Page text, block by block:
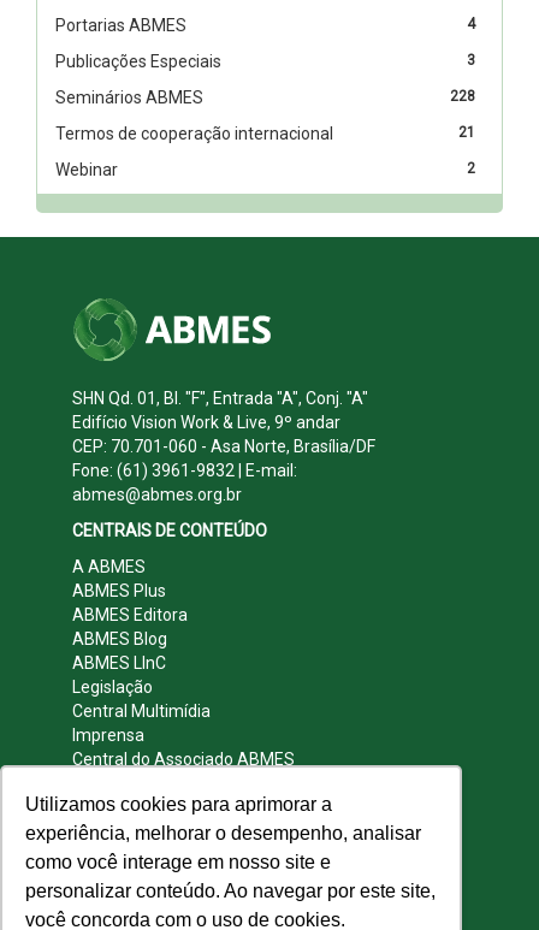
Utilizamos cookies para aprimorar a
experiência, melhorar o desempenho, analisar
como você interage em nosso site e
personalizar conteúdo. Ao navegar por este site,
você concorda com o uso de cookies.
4
Portarias ABMES
3
Publicações Especiais
228
Seminários ABMES
21
Termos de cooperação internacional
2
Webinar
SHN Qd. 01, Bl. "F", Entrada "A", Conj. "A"
Edifício Vision Work & Live, 9º andar
CEP: 70.701-060 - Asa Norte, Brasília/DF
Fone: (61) 3961-9832 | E-mail:
abmes@abmes.org.br
CENTRAIS DE CONTEÚDO
A ABMES
ABMES Plus
ABMES Editora
ABMES Blog
ABMES LInC
Legislação
Central Multimídia
Imprensa
Central do Associado ABMES